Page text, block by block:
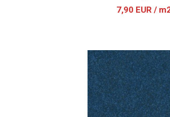
7,90 EUR /